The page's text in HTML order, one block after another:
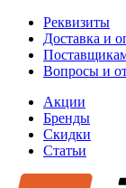
Реквизиты
Доставка и
Вопросы и
Акции
Бренды
Скидки
Статьи